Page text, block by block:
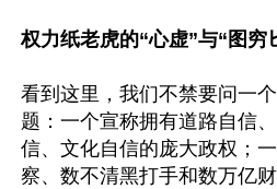
权力纸老虎的“心虚”与“图穷
看到这里，我们不禁要问一
题：一个宣称拥有道路自信
信、文化自信的庞大政权；
察、数不清黑打手和数万亿